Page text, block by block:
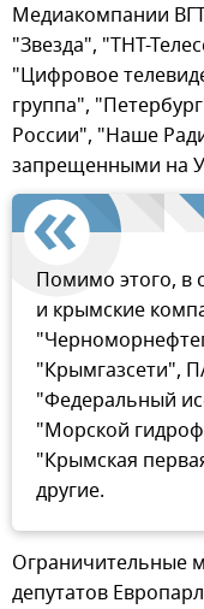
Медиакомпании
"Звезда", "ТНТ-
"Цифровое
группа",
России", "Наше
запрещенными на
Помимо этого, в
и крымские
"Крымгазсети",
"Федеральный
"Морской
"Крымская
другие.
Ограничительные
депутатов